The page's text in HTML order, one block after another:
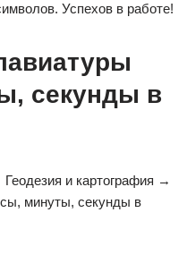
Успехов в работе!
секунды в
и картография →
минуты, секунды в